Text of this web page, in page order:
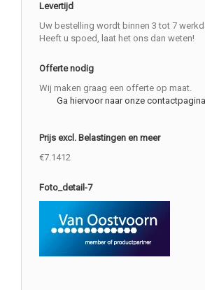
Levertijd
Uw bestelling wordt binnen 3 tot 7
Heeft u spoed, laat het ons dan weten!
Offerte nodig
Wij maken graag een offerte op maat.
Ga hiervoor naar onze
Prijs excl. Belastingen en meer
€7.1412
Foto_detail-7